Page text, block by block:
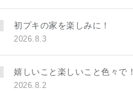
初プキの家を楽しみに！
2026.8.3
嬉しいこと楽しいこと色々で！
2026.8.2